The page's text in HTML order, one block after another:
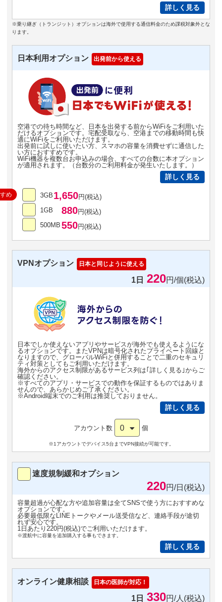
詳しく見る
※乗り継ぎ（トランジット）オプションは海外で使用する通信料金のため課税対象外とな
ります。
日本利用オプション 出発前から使える
空港での待ち時間など、日本を出発する前からWiFiをご利用いた
だけるオプションです。宅配受取なら、空港までの移動時間も快
適にWiFiをご利用いただけます。
出発前に試しに使いたい方、スマホの容量を消費せずに通信した
い方におすすめです。
WiFi機器を複数台お申込みの場合、すべての台数に本オプション
が適用されます。（台数分のご利用料金が発生いたします。）
詳しく見る
3GB 1,650円(税込)
め
1GB 880円(税込)
500MB 550円(税込)
VPNオプション 日本と同じように使える
1日 220円/個(税込)
日本でしか使えないアプリやサービスが海外でも使えるようにな
るオプションです。またVPNは暗号化されたプライベート回線と
なりますので、グローバルWiFiと併用することで二重のセキュリ
ティ対策としてもご利用いただけます。
海外からのアクセス制限があるサービス列は｢詳しく見る｣からご
確認ください。
※すべてのアプリ・サービスでの動作を保証するものではありま
せんので、あらかじめご了承ください。
※Android端末でのご利用は推奨しておりません。
詳しく見る
アカウント数 0 個
※1アカウントでデバイス5台までVPN接続が可能です。
速度規制緩和オプション
220円/日(税込)
容量超過が心配な方や追加容量は全てSNSで使う方におすすめな
オプションです。
必要最低限なLINEトークやメール送受信など、連絡手段が途切
れず安心です。
1日あたり220円(税込)でご利用いただけます。
※渡航中に容量を追加購入する事もできます。
詳しく見る
オンライン健康相談 日本の医師が対応！
1日 330円/人(税込)